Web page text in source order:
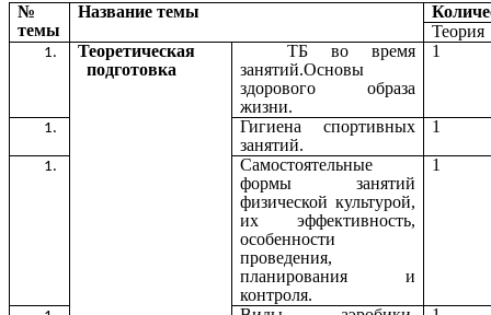
№
темы
Название темы
Теория
Теоретическая
подготовка
ТБ во время
занятий.Основы
здорового образа
жизни.
1
Гигиена спортивных
занятий.
1
Самостоятельные
формы занятий
физической культурой,
их эффективность,
особенности
проведения,
планирования и
контроля.
1